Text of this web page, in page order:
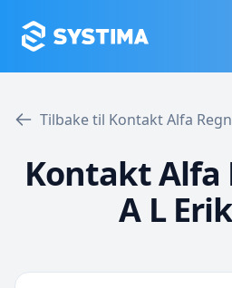
Tilbake til Kontakt Alfa
Kontakt Alfa
A L